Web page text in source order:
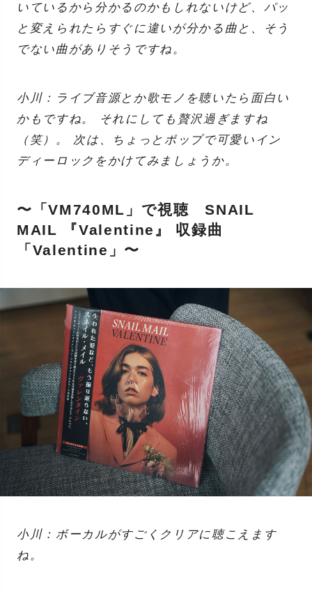
いているから分かるのかもしれないけど、パッ
と変えられたらすぐに違いが分かる曲と、そう
でない曲がありそうですね。
小川：ライブ音源とか歌モノを聴いたら面白い
かもですね。 それにしても贅沢過ぎますね
（笑）。 次は、ちょっとポップで可愛いイン
ディーロックをかけてみましょうか。
〜「VM740ML」で視聴 SNAIL
MAIL 『Valentine』 収録曲
「Valentine」〜
小川：ボーカルがすごくクリアに聴こえます
ね。